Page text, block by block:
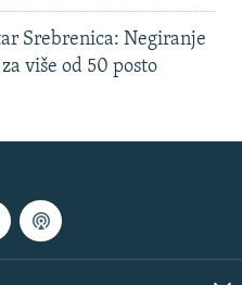
Srebrenica: Negiranje
više od 50 posto